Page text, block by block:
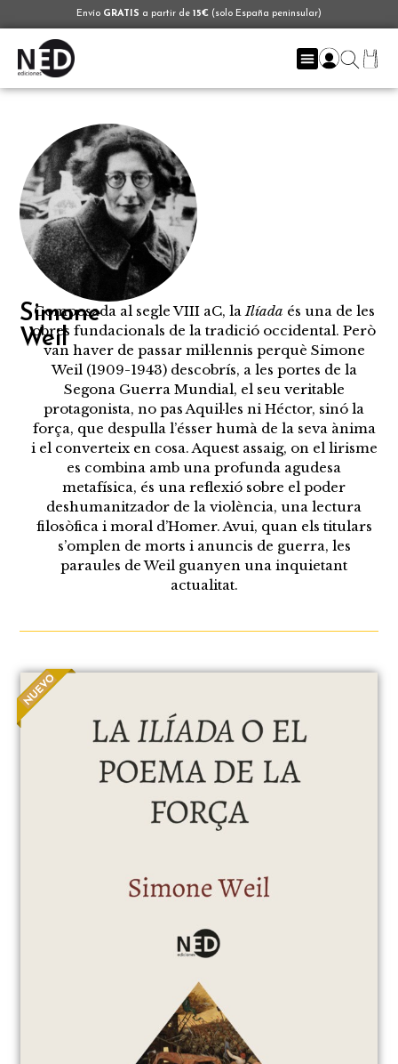
Envío GRATIS a partir de 15€ (solo España peninsular)
Simone
Weil
Composada al segle VIII aC, laIlíada és una de les
obres fundacionals de la tradició occidental. Però
van haver de passar mil·lennis perquè Simone
Weil (1909-1943) descobrís, a les portes de la
Segona Guerra Mundial, el seu veritable
protagonista, no pas Aquil·les ni Héctor, sinó la
força, que despulla l’ésser humà de la seva ànima
i el converteix en cosa. Aquest assaig, on el lirisme
es combina amb una profunda agudesa
metafísica, és una reflexió sobre el poder
deshumanitzador de la violència, una lectura
filosòfica i moral d’Homer. Avui, quan els titulars
s’omplen de morts i anuncis de guerra, les
paraules de Weil guanyen una inquietant
actualitat.